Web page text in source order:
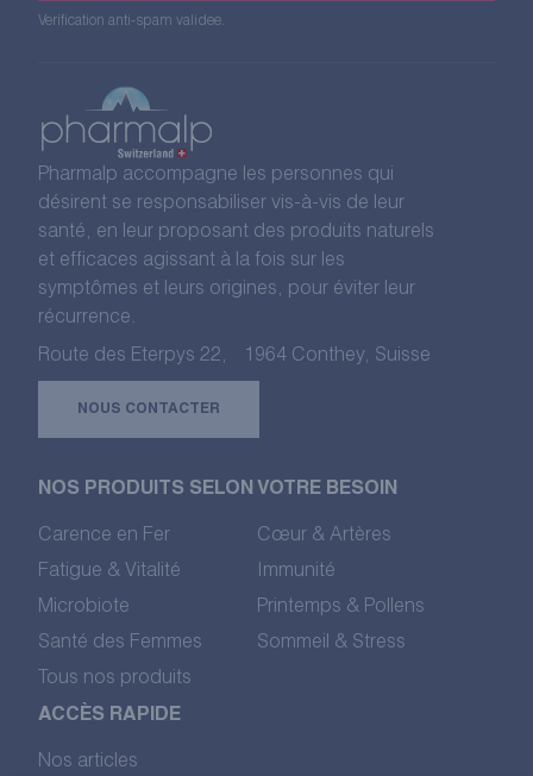
Verification anti-spam validee.
Pharmalp accompagne les personnes qui
désirent se responsabiliser vis-à-vis de leur
santé, en leur proposant des produits naturels
et efficaces agissant à la fois sur les
symptômes et leurs origines, pour éviter leur
récurrence.
Route des Eterpys 22, 1964 Conthey, Suisse
NOUS CONTACTER
NOS PRODUITS SELON VOTRE BESOIN
Carence en Fer
Cœur & Artères
Fatigue & Vitalité
Immunité
Microbiote
Printemps & Pollens
Santé des Femmes
Sommeil & Stress
Tous nos produits
ACCÈS RAPIDE
Nos articles